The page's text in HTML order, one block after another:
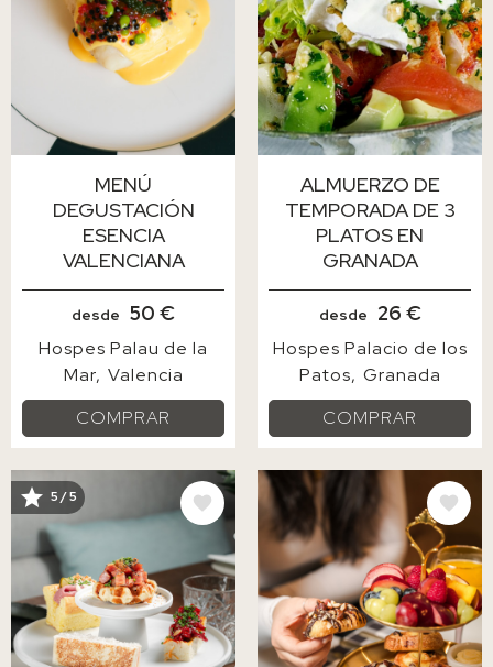
MENÚ
DEGUSTACIÓN
ESENCIA
VALENCIANA
desde 50 €
Hospes Palau de la
Mar Valencia
COMPRAR
ALMUERZO DE
TEMPORADA DE 3
PLATOS EN
GRANADA
desde 26 €
Hospes Palacio de los
Patos Granada
COMPRAR
IMAGE
5 / 5 IMAGE